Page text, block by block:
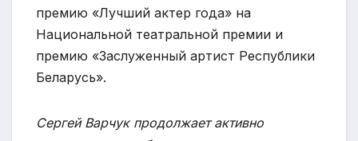
премию «Лучший актер года» на
Национальной театральной премии и
премию «Заслуженный артист Республики
Беларусь».
Сергей Варчук продолжает активно